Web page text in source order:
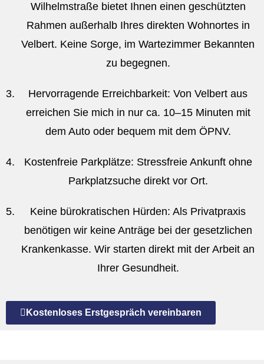
Wilhelmstraße bietet Ihnen einen geschützten
Rahmen außerhalb Ihres direkten Wohnortes in
Velbert. Keine Sorge, im Wartezimmer Bekannten
zu begegnen.
Hervorragende Erreichbarkeit: Von Velbert aus
erreichen Sie mich in nur ca. 10–15 Minuten mit
dem Auto oder bequem mit dem ÖPNV.
Kostenfreie Parkplätze: Stressfreie Ankunft ohne
Parkplatzsuche direkt vor Ort.
Keine bürokratischen Hürden: Als Privatpraxis
benötigen wir keine Anträge bei der gesetzlichen
Krankenkasse. Wir starten direkt mit der Arbeit an
Ihrer Gesundheit.
Kostenloses Erstgespräch vereinbaren